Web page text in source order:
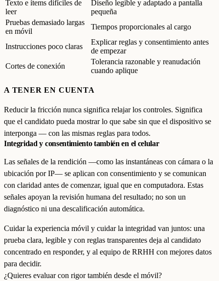
Texto e ítems difíciles de
leer
Diseño legible y adaptado a pantalla
pequeña
Pruebas demasiado largas
en móvil
Tiempos proporcionales al cargo
Instrucciones poco claras
Explicar reglas y consentimiento antes
de empezar
Cortes de conexión
Tolerancia razonable y reanudación
cuando aplique
A TENER EN CUENTA
Reducir la fricción nunca significa relajar los controles. Significa
que el candidato pueda mostrar lo que sabe sin que el dispositivo se
interponga — con las mismas reglas para todos.
Integridad y consentimiento también en el celular
Las señales de la rendición —como las instantáneas con cámara o la
ubicación por IP— se aplican con consentimiento y se comunican
con claridad antes de comenzar, igual que en computadora. Estas
señales apoyan la revisión humana del resultado; no son un
diagnóstico ni una descalificación automática.
Cuidar la experiencia móvil y cuidar la integridad van juntos: una
prueba clara, legible y con reglas transparentes deja al candidato
concentrado en responder, y al equipo de RRHH con mejores datos
para decidir.
¿Quieres evaluar con rigor también desde el móvil?